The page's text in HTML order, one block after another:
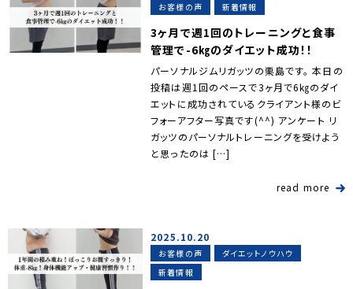
お客様の声 新着情報
3ヶ月で週1回のトレーニングと食事
管理で-6㎏のダイエット成功！！
パーソナルジムリガッツの栗島です。 本日の
投稿は週1回のペースで3ヶ月で6㎏のダイ
エットに成功されているクライアント様のビ
フォーアフター写真です(^^) アンケート リ
ガッツのパーソナルトレーニングを受けよう
と思ったのは […]
read more
2025.10.20
お客様の声
ダイエットノウハウ
新着情報